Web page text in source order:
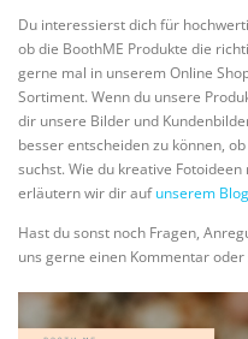
Du interessierst dich für
ob die BoothME Produkte die
gerne mal in unserem Online
Sortiment. Wenn du unsere
dir unsere Bilder und
besser entscheiden zu können,
suchst. Wie du kreative
erläutern wir dir aufunserem Blog
Hast du sonst noch Fragen,
uns gerne einen Kommentar